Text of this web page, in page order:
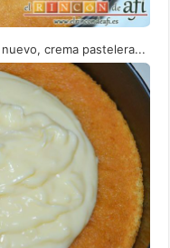
crema pastelera...